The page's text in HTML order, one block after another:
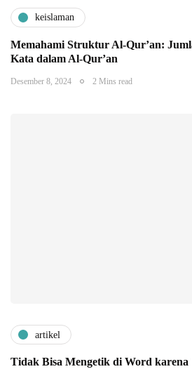
keislaman
Memahami Struktur Al-Qur’an:
Kata dalam Al-Qur’an
Desember 8, 2024 2 Mins read
artikel
Tidak Bisa Mengetik di Word